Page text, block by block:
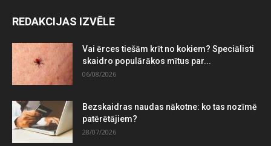
REDAKCIJAS IZVĒLE
Vai ērces tiešām krīt no kokiem? Speciālisti
skaidro populārākos mītus par...
06/08/2026
Bezskaidras naudas nākotne: ko tas nozīmē
patērētājiem?
28/07/2026